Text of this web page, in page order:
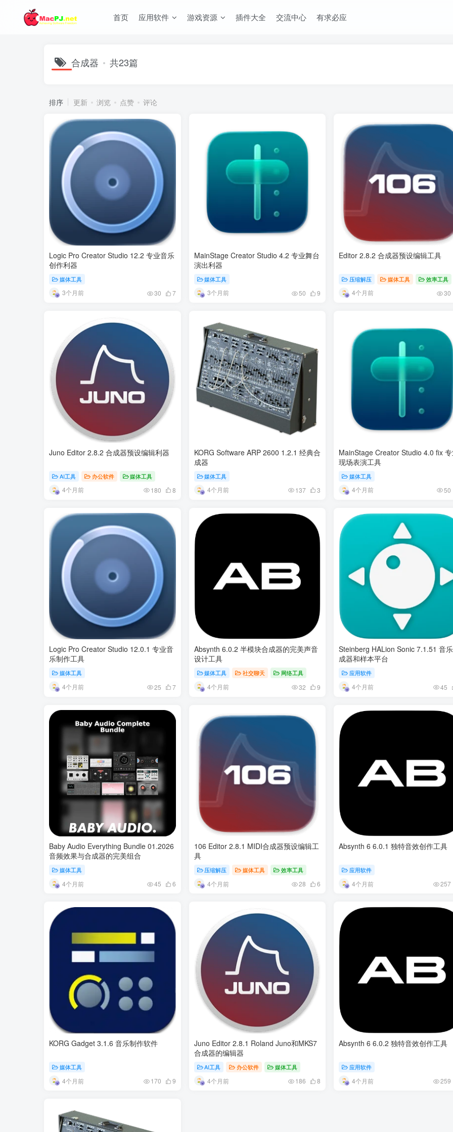
首页 应用软件 游戏资源 插件大全 交流中心 有求必应
合成器 共23篇
排序 更新 浏览 点赞 评论
Logic Pro Creator Studio 12.2 专业音乐
创作利器
媒体工具
3个月前 30 7
MainStage Creator Studio 4.2 专业舞台
演出利器
媒体工具
3个月前 50 9
Editor 2.8.2 合成器预设编辑工具
压缩解压 媒体工具 效率工具
4个月前 30
Juno Editor 2.8.2 合成器预设编辑利器
AI工具 办公软件 媒体工具
4个月前 180 8
KORG Software ARP 2600 1.2.1 经典合
成器
媒体工具
4个月前 137 3
MainStage Creator Studio 4.0 fix
现场表演工具
媒体工具
4个月前 50
Logic Pro Creator Studio 12.0.1 专业音
乐制作工具
媒体工具
4个月前 25 7
Absynth 6.0.2 半模块合成器的完美声音
设计工具
媒体工具 社交聊天 网络工具
4个月前 32 9
Steinberg HALion Sonic 7.1.51 音
成器和样本平台
应用软件
4个月前 45
Baby Audio Everything Bundle 01.2026
音频效果与合成器的完美组合
媒体工具
4个月前 45 6
106 Editor 2.8.1 MIDI合成器预设编辑工
具
压缩解压 媒体工具 效率工具
4个月前 28 6
Absynth 6 6.0.1 独特音效创作工具
应用软件
4个月前 257
KORG Gadget 3.1.6 音乐制作软件
媒体工具
4个月前 170 9
Juno Editor 2.8.1 Roland Juno和MKS7
合成器的编辑器
AI工具 办公软件 媒体工具
4个月前 186 8
Absynth 6 6.0.2 独特音效创作工具
应用软件
4个月前 259